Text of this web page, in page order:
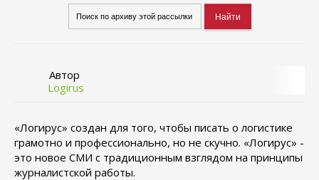
Автор
Logirus
«Логирус» создан для того, чтобы писать о логистике
грамотно и профессионально, но не скучно. «Логирус» -
это новое СМИ с традиционным взглядом на принципы
журналистской работы.